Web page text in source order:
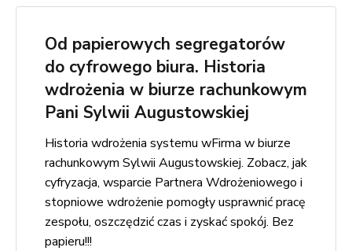
Od papierowych segregatorów
do cyfrowego biura. Historia
wdrożenia w biurze rachunkowym
Pani Sylwii Augustowskiej
Historia wdrożenia systemu wFirma w biurze
rachunkowym Sylwii Augustowskiej. Zobacz, jak
cyfryzacja, wsparcie Partnera Wdrożeniowego i
stopniowe wdrożenie pomogły usprawnić pracę
zespołu, oszczędzić czas i zyskać spokój. Bez
papieru!!!